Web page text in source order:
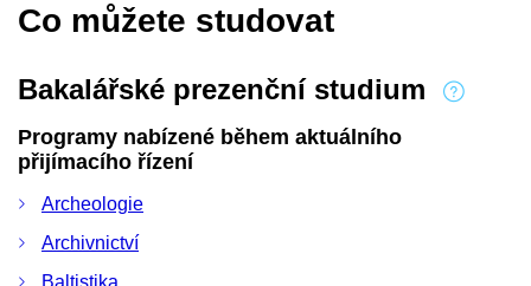
Co můžete studovat
Bakalářské prezenční studium
Programy nabízené během aktuálního
přijímacího řízení
Archeologie
Archivnictví